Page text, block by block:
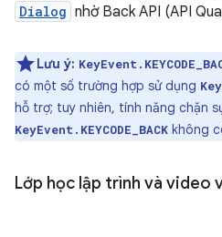
Dialog nhờ Back API (API
Lưu ý:
có một số trường hợp sử dụng
hỗ trợ; tuy nhiên, tính năng chặn
KeyEvent.KEYCODE_BACK không
Lớp học lập trình và video